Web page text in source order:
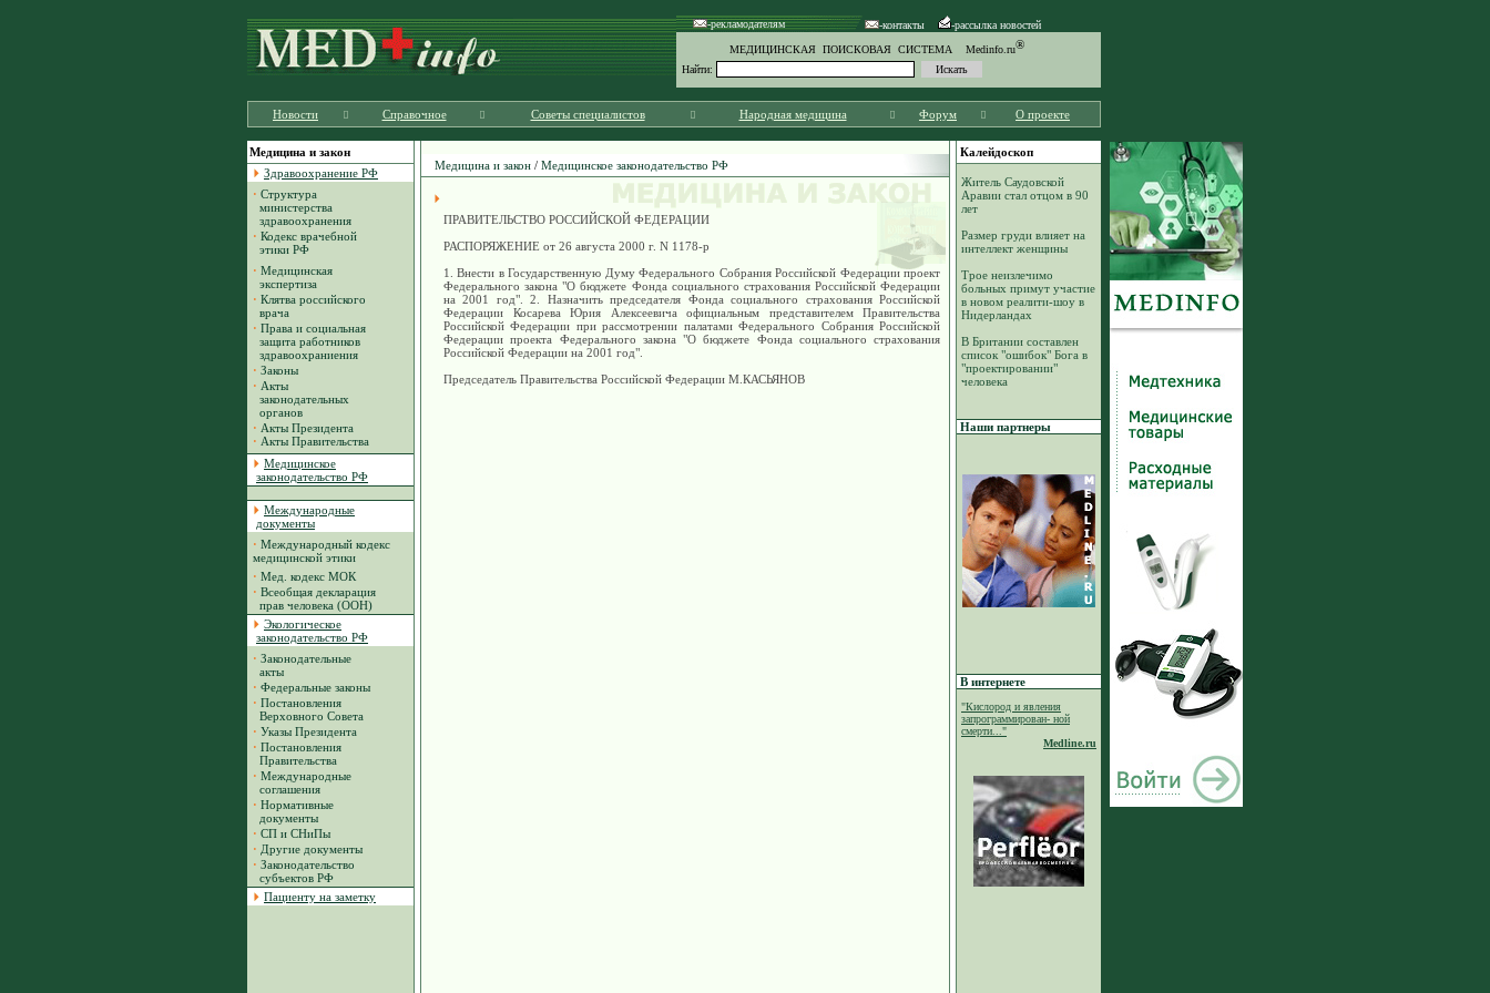
-рекламодателям -контакты -рассылка новостей
МЕДИЦИНСКАЯ ПОИСКОВАЯ СИСТЕМА Medinfo.ru®
Найти:
Новости Справочное Советы специалистов Народная медицина Форум О проекте
Медицина и закон
Здравоохранение РФ
· Структура
министерства
здравоохранения
· Кодекс врачебной
этики РФ
· Медицинская
экспертиза
· Клятва российского
врача
· Права и социальная
защита работников
здравоохраниения
· Законы
· Акты
законодательных
органов
· Акты Президента
· Акты Правительства
Медицинское
законодательство РФ
Международные
документы
· Международный кодекс
медицинской этики
· Мед. кодекс МОК
· Всеобщая декларация
прав человека (ООН)
Экологическое
законодательство РФ
· Законодательные
акты
· Федеральные законы
· Постановления
Верховного Совета
· Указы Президента
· Постановления
Правительства
· Международные
соглашения
· Нормативные
документы
· СП и СНиПы
· Другие документы
· Законодательство
субъектов РФ
Пациенту на заметку
Медицина и закон / Медицинское законодательство РФ
ПРАВИТЕЛЬСТВО РОССИЙСКОЙ ФЕДЕРАЦИИ
РАСПОРЯЖЕНИЕ от 26 августа 2000 г. N 1178-р
1. Внести в Государственную Думу Федерального Собрания Российской Федерации проект
Федерального закона "О бюджете Фонда социального страхования Российской Федерации
на 2001 год". 2. Назначить председателя Фонда социального страхования Российской
Федерации Косарева Юрия Алексеевича официальным представителем Правительства
Российской Федерации при рассмотрении палатами Федерального Собрания Российской
Федерации проекта Федерального закона "О бюджете Фонда социального страхования
Российской Федерации на 2001 год".
Председатель Правительства Российской Федерации М.КАСЬЯНОВ
Калейдоскоп
Житель Саудовской
Аравии стал отцом в 90
лет
Размер груди влияет на
интеллект женщины
Трое неизлечимо
больных примут участие
в новом реалити-шоу в
Нидерландах
В Британии составлен
список "ошибок" Бога в
"проектировании"
человека
Наши партнеры
В интернете
"Кислород и явления
запрограммирован- ной
смерти..."
Medline.ru